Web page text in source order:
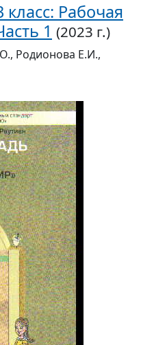
Рабочая
1 (2023 г.)
Родионова Е.И.,